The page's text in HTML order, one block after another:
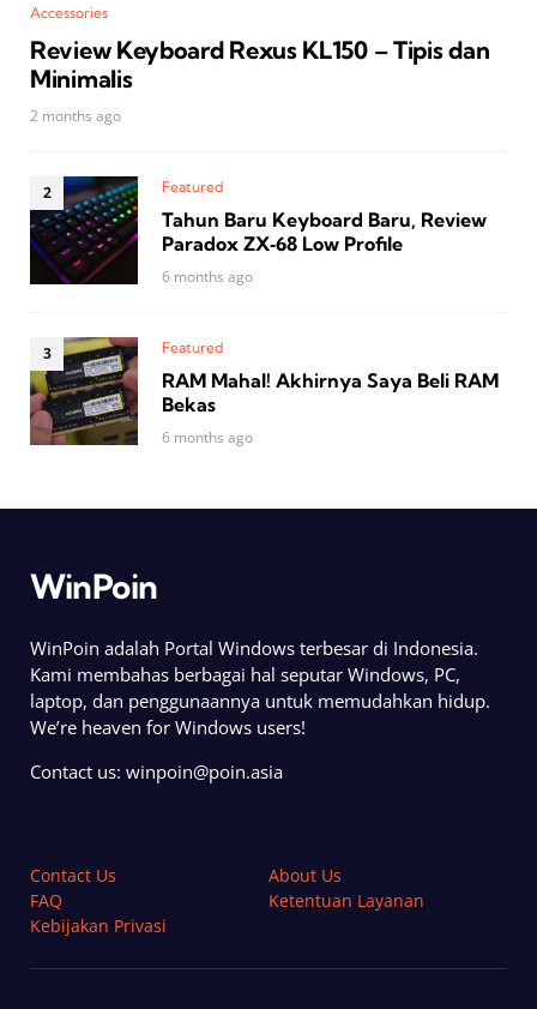
Accessories
Review Keyboard Rexus KL150 – Tipis dan
Minimalis
2 months ago
Featured
Tahun Baru Keyboard Baru, Review
Paradox ZX‑68 Low Profile
6 months ago
Featured
RAM Mahal! Akhirnya Saya Beli RAM
Bekas
6 months ago
WinPoin
WinPoin adalah Portal Windows terbesar di Indonesia.
Kami membahas berbagai hal seputar Windows, PC,
laptop, dan penggunaannya untuk memudahkan hidup.
We’re heaven for Windows users!
Contact us: winpoin@poin.asia
Contact Us
About Us
FAQ
Ketentuan Layanan
Kebijakan Privasi